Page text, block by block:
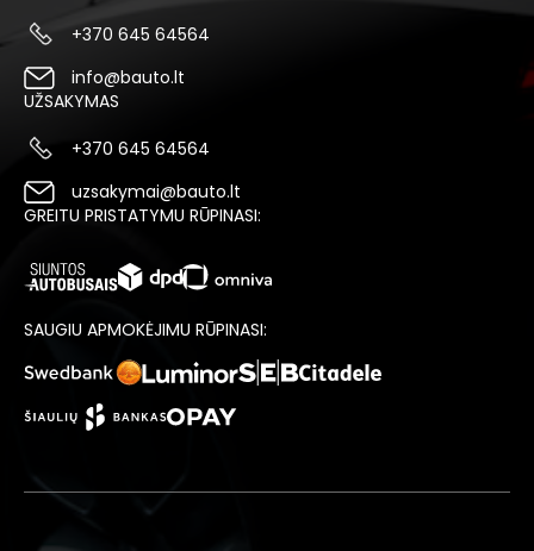
+370 645 64564
info@bauto.lt
UŽSAKYMAS
+370 645 64564
uzsakymai@bauto.lt
GREITU PRISTATYMU RŪPINASI:
SAUGIU APMOKĖJIMU RŪPINASI: